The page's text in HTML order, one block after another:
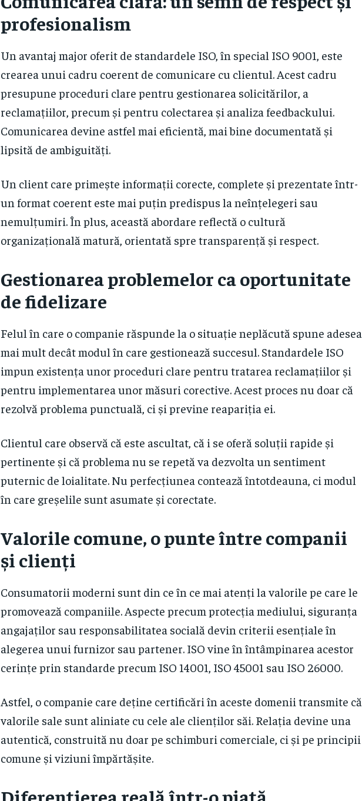
profesionalism
Un avantaj major oferit de standardele ISO, în special ISO 9001, este
crearea unui cadru coerent de comunicare cu clientul. Acest cadru
presupune proceduri clare pentru gestionarea solicitărilor, a
reclamațiilor, precum și pentru colectarea și analiza feedbackului.
Comunicarea devine astfel mai eficientă, mai bine documentată și
lipsită de ambiguități.
Un client care primește informații corecte, complete și prezentate într-
un format coerent este mai puțin predispus la neînțelegeri sau
nemulțumiri. În plus, această abordare reflectă o cultură
organizațională matură, orientată spre transparență și respect.
Gestionarea problemelor ca oportunitate
de fidelizare
Felul în care o companie răspunde la o situație neplăcută spune adesea
mai mult decât modul în care gestionează succesul. Standardele ISO
impun existența unor proceduri clare pentru tratarea reclamațiilor și
pentru implementarea unor măsuri corective. Acest proces nu doar că
rezolvă problema punctuală, ci și previne reapariția ei.
Clientul care observă că este ascultat, că i se oferă soluții rapide și
pertinente și că problema nu se repetă va dezvolta un sentiment
puternic de loialitate. Nu perfecțiunea contează întotdeauna, ci modul
în care greșelile sunt asumate și corectate.
Valorile comune, o punte între companii
și clienți
Consumatorii moderni sunt din ce în ce mai atenți la valorile pe care le
promovează companiile. Aspecte precum protecția mediului, siguranța
angajaților sau responsabilitatea socială devin criterii esențiale în
alegerea unui furnizor sau partener. ISO vine în întâmpinarea acestor
cerințe prin standarde precum ISO 14001, ISO 45001 sau ISO 26000.
Astfel, o companie care deține certificări în aceste domenii transmite că
valorile sale sunt aliniate cu cele ale clienților săi. Relația devine una
autentică, construită nu doar pe schimburi comerciale, ci și pe principii
comune și viziuni împărtășite.